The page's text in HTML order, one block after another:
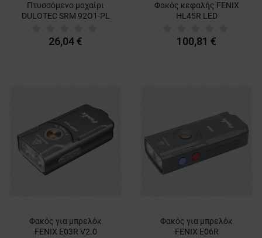
Πτυσσόμενο μαχαίρι
DULOTEC SRM 92О1-PL
26,04 €
Φακός κεφαλής FENIX
HL45R LED
100,81 €
Φακός για μπρελόκ
FENIX E03R V2.0
Φακός για μπρελόκ
FENIX E06R